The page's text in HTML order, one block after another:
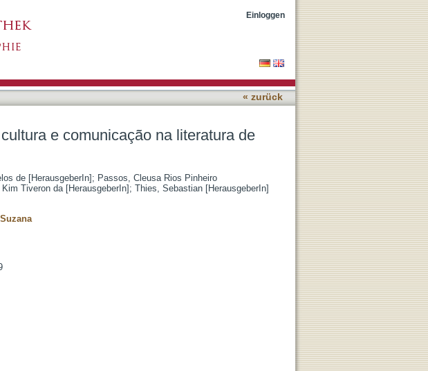
Einloggen
« zurück
e comunicação na literatura de
de [HerausgeberIn] ; Passos, Cleusa Rios Pinheiro
Tiveron da [HerausgeberIn] ; Thies, Sebastian [HerausgeberIn]